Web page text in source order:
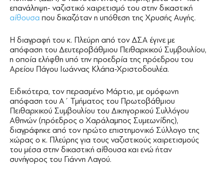
επανάληψη- ναζιστικό χαιρετισμό του στην δικαστική
αίθουσα που δικαζόταν η υπόθεση της Χρυσής Αυγής.
Η διαγραφή του κ. Πλεύρη από τον ΔΣΑ έγινε με
απόφαση του Δευτεροβάθμιου Πειθαρχικού Συμβουλίου,
η οποία ελήφθη υπό την προεδρία της πρόεδρου του
Αρείου Πάγου Ιωάννας Κλάπα-Χριστοδουλέα.
Ειδικότερα, τον περασμένο Μάρτιο, με ομόφωνη
απόφαση του Α΄ Τμήματος του Πρωτοβάθμιου
Πειθαρχικού Συμβουλίου του Δικηγορικού Συλλόγου
Αθηνών (πρόεδρος ο Χαράλαμπος Συμεωνίδης),
διαγράφηκε από τον πρώτο επιστημονικό Σύλλογο της
χώρας ο κ. Πλεύρης για τους ναζιστικούς χαιρετισμούς
του μέσα στην δικαστική αίθουσα και ενώ ήταν
συνήγορος του Γιάννη Λαγού.